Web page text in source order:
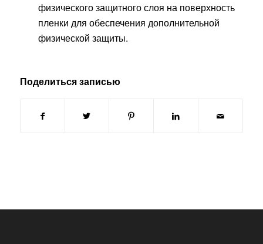
физического защитного слоя на поверхность
пленки для обеспечения дополнительной
физической защиты.
Поделиться записью